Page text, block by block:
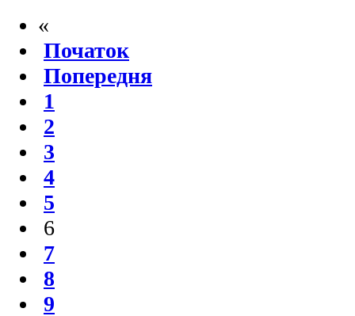
«
Початок
Попередня
1
2
3
4
5
6
7
8
9